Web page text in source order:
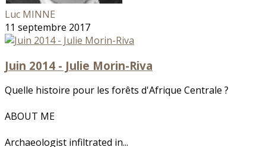
Luc MINNE
11 septembre 2017
Juin 2014 - Julie Morin-Riva
Quelle histoire pour les forêts d'Afrique Centrale ?
ABOUT ME
Archaeologist infiltrated in...